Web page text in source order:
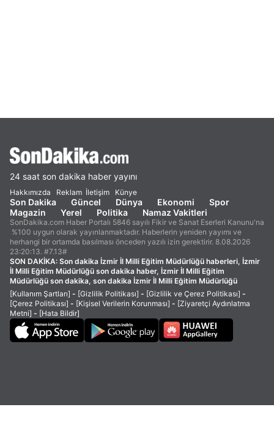
24 saat son dakika haber yayını
Hakkımızda Reklam İletişim Künye
Son Dakika Güncel Dünya Ekonomi
Spor
Magazin
Yerel Politika Namaz Vakitleri
SonDakika.com Haber Portalı 5846 sayılı Fikir ve Sanat Eserleri Kanunu'na
%100 uygun olarak yayınlanmaktadır. Haberlerin yeniden yayımı ve
herhangi bir ortamda basılması önceden yazılı izin gerektirir. 8.08.2026
23:20:13. #7.13#
SON DAKİKA: Son dakika İzmir İl Milli Eğitim Müdürlüğü haberleri, İzmir
İl Milli Eğitim Müdürlüğü son dakika haber, İzmir İl Milli Eğitim
Müdürlüğü son dakika, son dakika İzmir İl Milli Eğitim Müdürlüğü
[Kullanım Şartları] - [Gizlilik Politikası] - [Gizlilik ve Çerez Politikası] -
[Çerez Politikası] - [Kişisel Verilerin Korunması] - [Ziyaretçi Aydınlatma
Metni] - [Hata Bildir]